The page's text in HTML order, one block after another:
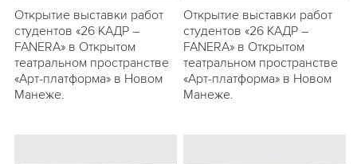
Открытие выставки работ
студентов «26 КАДР –
FANERA» в Открытом
театральном пространстве
«Арт-платформа» в Новом
Манеже.
Открытие выставки работ
студентов «26 КАДР –
FANERA» в Открытом
театральном пространстве
«Арт-платформа» в Новом
Манеже.